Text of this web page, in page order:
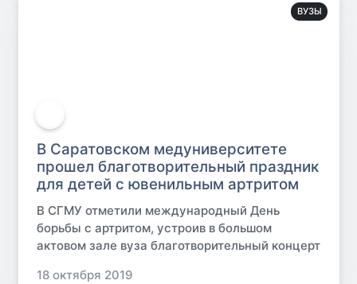
ВУЗЫ
В Саратовском медуниверситете
прошел благотворительный праздник
для детей с ювенильным артритом
В СГМУ отметили международный День
борьбы с артритом, устроив в большом
актовом зале вуза благотворительный концерт
18 октября 2019